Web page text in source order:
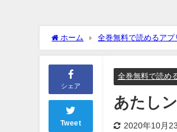
ホーム 全巻無料で読めるアプ
シェア
Tweet
全巻無料で読め
あたし
2020年10月